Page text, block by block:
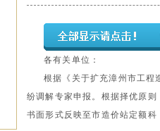
各有关单位：
根据《关于扩充漳州市工程
纷调解专家申报。根据择优原
书面形式反映至市造价站定额科